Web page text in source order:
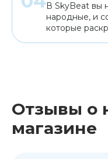
В SkyBeat вы
народные, и
которые
Отзывы о
магазине